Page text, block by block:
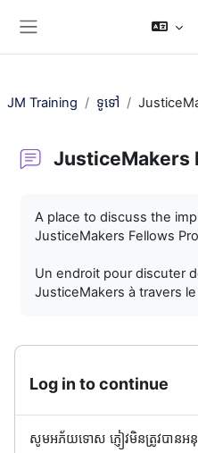
JM Training ទូទៅ
JusticeMakers
A place to discuss the
JusticeMakers Fellows
Un endroit pour discuter
JusticeMakers à travers
Log in to continue
សូមអភ័យទោស ភ្ញៀវមិនត្រូវបានអ